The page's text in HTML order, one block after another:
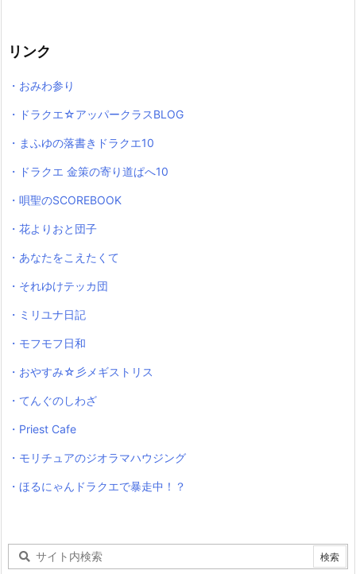
リンク
・おみわ参り
・ドラクエ☆アッパークラスBLOG
・まふゆの落書きドラクエ10
・ドラクエ 金策の寄り道ぱへ10
・唄聖のSCOREBOOK
・花よりおと団子
・あなたをこえたくて
・それゆけテッカ団
・ミリユナ日記
・モフモフ日和
・おやすみ☆彡メギストリス
・てんぐのしわざ
・Priest Cafe
・モリチュアのジオラマハウジング
・ほるにゃんドラクエで暴走中！？